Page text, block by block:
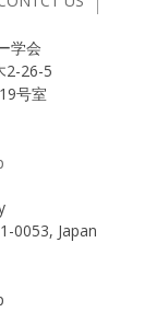
学会
2-26-5
室
0053, Japan